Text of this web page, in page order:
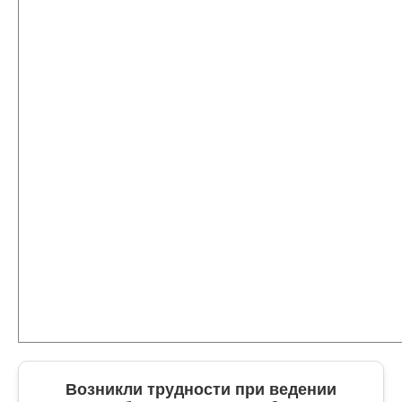
Возникли трудности при ведении